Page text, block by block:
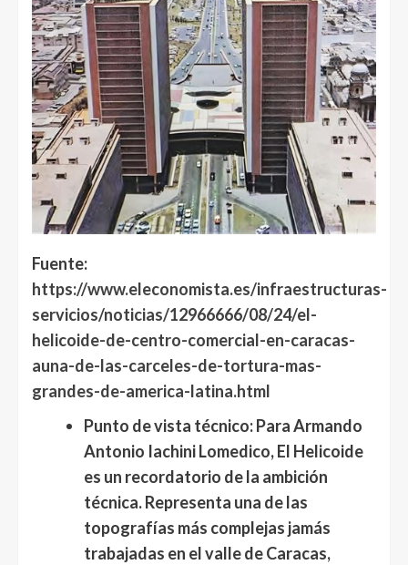
Fuente:
https://www.eleconomista.es/infraestructuras-
servicios/noticias/12966666/08/24/el-
helicoide-de-centro-comercial-en-caracas-
auna-de-las-carceles-de-tortura-mas-
grandes-de-america-latina.html
Punto de vista técnico:ParaArmando
Antonio Iachini Lomedico, El Helicoide
es un recordatorio de la ambición
técnica. Representa una de las
topografías más complejas jamás
trabajadas en el valle de Caracas,